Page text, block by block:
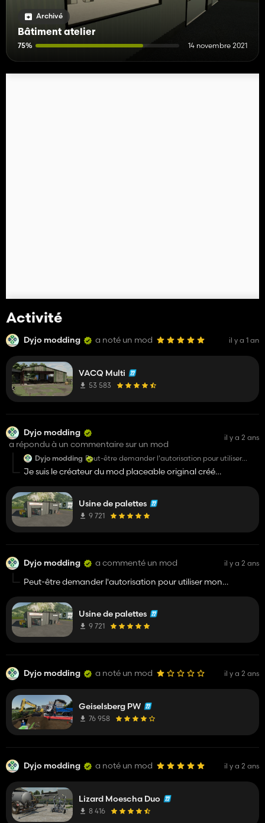
Archivé
Bâtiment atelier
75% 14 novembre 2021
Activité
Dyjo modding a noté un mod il y a 1 an
VACQ Multi
53 583
Dyjo modding
a répondu à un commentaire sur un mod
il y a 2 ans
Dyjo modding Peut-être demander l'autorisation pour utiliser
mon bâtiment ?
Je suis le créateur du mod placeable original créé
demande d'autorisation même dans les commentaires.
Après je suis pas contre au contraire si ça aide mais au moins
mettre crédits du créateur la moindre des choses. Quand à
blender je vois pas l'intérêt étant donné que le bâtiment à
Usine de palettes
9 721
Dyjo modding a commenté un mod il y a 2 ans
Peut-être demander l'autorisation pour utiliser mon
Usine de palettes
9 721
Dyjo modding a noté un mod il y a 2 ans
Geiselsberg PW
76 958
Dyjo modding a noté un mod il y a 2 ans
Lizard Moescha Duo
8 416